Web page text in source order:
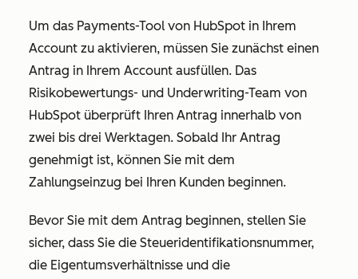
Um das Payments-Tool von HubSpot in Ihrem
Account zu aktivieren, müssen Sie zunächst einen
Antrag in Ihrem Account ausfüllen. Das
Risikobewertungs- und Underwriting-Team von
HubSpot überprüft Ihren Antrag innerhalb von
zwei bis drei Werktagen. Sobald Ihr Antrag
genehmigt ist, können Sie mit dem
Zahlungseinzug bei Ihren Kunden beginnen.
Bevor Sie mit dem Antrag beginnen, stellen Sie
sicher, dass Sie die Steueridentifikationsnummer,
die Eigentumsverhältnisse und die